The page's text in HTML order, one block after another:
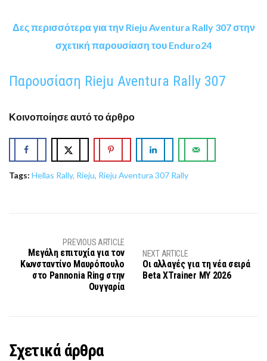
Δες περισσότερα για την Rieju Aventura Rally 307 στην
σχετική παρουσίαση του Enduro24
Παρουσίαση Rieju Aventura Rally 307
Κοινοποίησε αυτό το άρθρο
Tags: Hellas Rally, Rieju, Rieju Aventura 307 Rally
PREVIOUS ARTICLE
Μεγάλη επιτυχία για τον
Κωνσταντίνο Μαυρόπουλο
στο Pannonia Ring στην
Ουγγαρία
NEXT ARTICLE
Οι αλλαγές για τη νέα σειρά
Beta XTrainer MY 2026
Σχετικά άρθρα